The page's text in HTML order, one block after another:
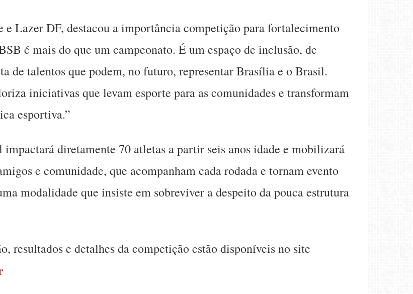
e Lazer DF, destacou a importância competição para fortalecimento
é mais do que um campeonato. É um espaço de inclusão, de
de talentos que podem, no futuro, representar Brasília e o Brasil.
iniciativas que levam esporte para as comunidades e transformam
esportiva.”
diretamente 70 atletas a partir seis anos idade e mobilizará
e comunidade, que acompanham cada rodada e tornam evento
modalidade que insiste em sobreviver a despeito da pouca estrutura
resultados e detalhes da competição estão disponíveis no site